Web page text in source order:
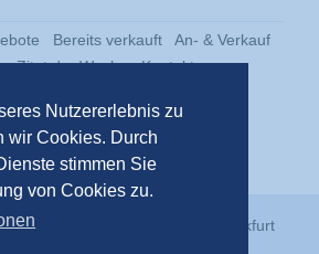
Nutzererlebnis zu
wir Cookies. Durch
stimmen Sie
von Cookies zu.
Bereits verkauft
An- & Verkauf
Zitat der Woche
Kontakt
GmbH Klassikstadt Frankfurt